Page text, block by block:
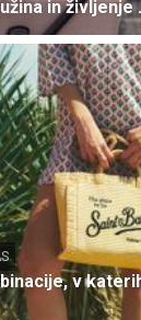
in življenje
v